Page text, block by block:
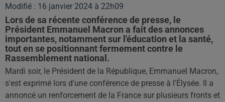
Modifié : 16 janvier 2024 à 22h09
Lors de sa récente conférence de presse, le
Président Emmanuel Macron a fait des annonces
importantes, notamment sur l'éducation et la santé,
tout en se positionnant fermement contre le
Rassemblement national.
Mardi soir, le Président de la République, Emmanuel Macron,
s'est exprimé lors d'une conférence de presse à l'Élysée. Il a
annoncé un renforcement de la France sur plusieurs fronts et